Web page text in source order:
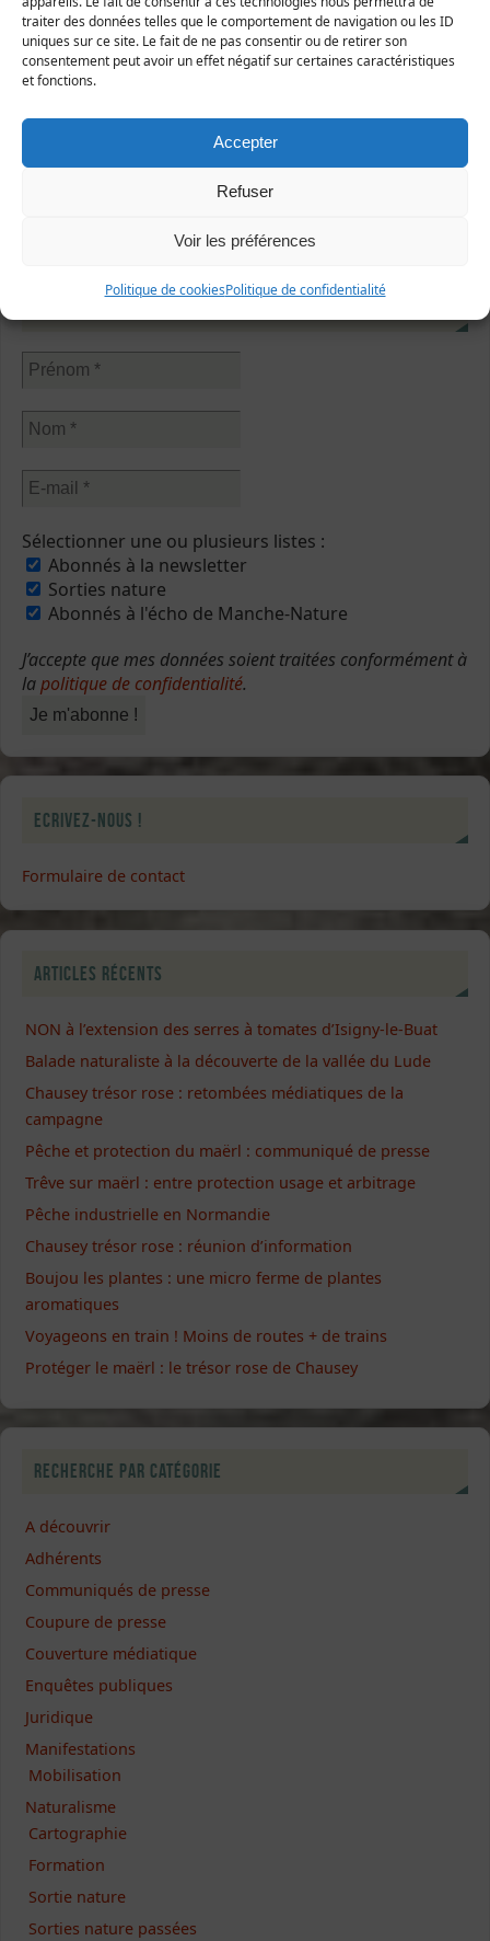
traiter des données telles que le comportement de navigation ou les ID
uniques sur ce site. Le fait de ne pas consentir ou de retirer son
consentement peut avoir un effet négatif sur certaines caractéristiques
et fonctions.
Accepter
Refuser
Voir les préférences
Politique de cookiesPolitique de confidentialité
Destruction de haies
Sur Facebook
Sélectionner une ou plusieurs listes :
Abonnés à la newsletter
Sorties nature
Abonnés à l'écho de Manche-Nature
J’accepte que mes données soient traitées conformément à
lapolitique de confidentialité.
Ecrivez-nous !
Formulaire de contact
Articles récents
NON à l’extension des serres à tomates d’Isigny-le-Buat
Balade naturaliste à la découverte de la vallée du Lude
Chausey trésor rose : retombées médiatiques de la
campagne
Pêche et protection du maërl : communiqué de presse
Trêve sur maërl : entre protection usage et arbitrage
Pêche industrielle en Normandie
Chausey trésor rose : réunion d’information
Boujou les plantes : une micro ferme de plantes
aromatiques
Voyageons en train ! Moins de routes + de trains
Protéger le maërl : le trésor rose de Chausey
Recherche par catégorie
A découvrir
Adhérents
Communiqués de presse
Coupure de presse
Couverture médiatique
Enquêtes publiques
Juridique
Manifestations
Mobilisation
Naturalisme
Cartographie
Formation
Sortie nature
Sorties nature passées